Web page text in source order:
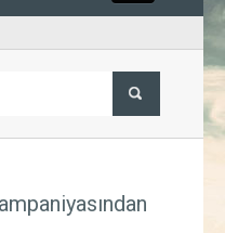
İqtisadiyyat